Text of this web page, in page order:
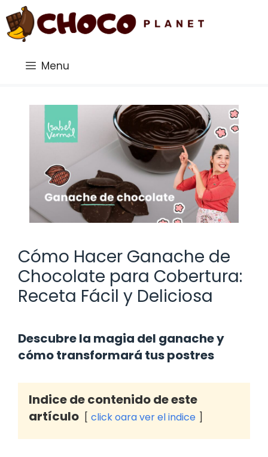
Saltar
al
contenido
Menu
Cómo Hacer Ganache de
Chocolate para Cobertura:
Receta Fácil y Deliciosa
Descubre la magia del ganache y
cómo transformará tus postres
Indice de contenido de este
artículo
click oara ver el indice